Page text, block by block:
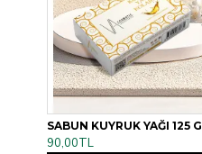
SABUN KUYRUK YAĞI 125 G
90,00TL